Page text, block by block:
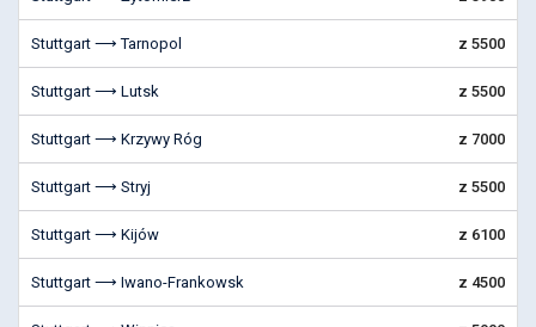
Stuttgart ⟶ Tarnopol z 5500
Stuttgart ⟶ Lutsk z 5500
Stuttgart ⟶ Krzywy Róg z 7000
Stuttgart ⟶ Stryj z 5500
Stuttgart ⟶ Kijów z 6100
Stuttgart ⟶ Iwano-Frankowsk z 4500